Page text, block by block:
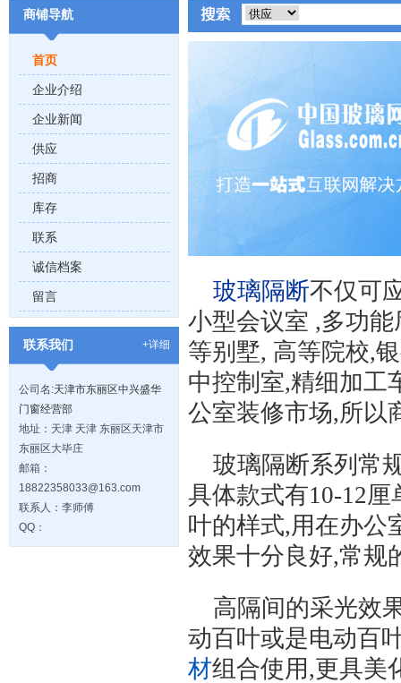
玻璃隔断不仅可
小型会议室 ,多功
等别墅, 高等院校,
中控制室,精细加工
公室装修市场,所以
玻璃隔断系列常
具体款式有10-12
叶的样式,用在办公
效果十分良好,常规
高隔间的采光效
动百叶或是电动百
材组合使用,更具美
商铺导航
首页
企业介绍
企业新闻
供应
招商
库存
联系
诚信档案
留言
联系我们 +详细
公司名:天津市东丽区中兴盛华
门窗经营部
地址：天津 天津 东丽区天津市
东丽区大毕庄
邮箱：
18822358033@163.com
联系人：李师傅
QQ：